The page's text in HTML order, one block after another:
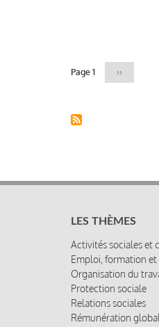
Page 1
Page
suivante
››
LES THÈMES
Activités sociales et
Emploi, formation
Organisation du
Protection sociale
Relations sociales
Rémunération